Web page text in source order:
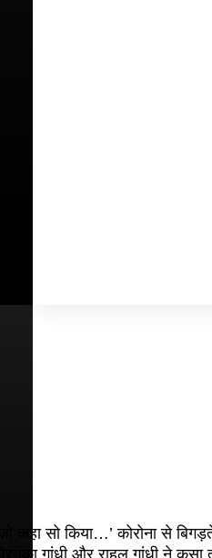
‘जो कहा सो किया…’ कोरोना से